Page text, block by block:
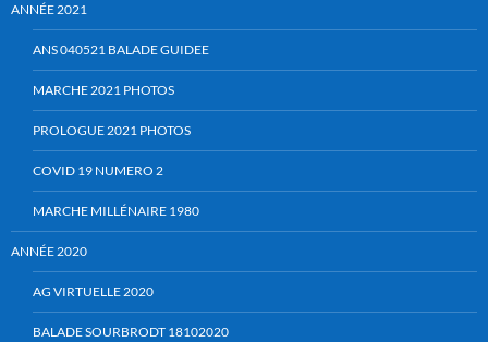
ANNÉE 2021
ANS 040521 BALADE GUIDEE
MARCHE 2021 PHOTOS
PROLOGUE 2021 PHOTOS
COVID 19 NUMERO 2
MARCHE MILLÉNAIRE 1980
ANNÉE 2020
AG VIRTUELLE 2020
BALADE SOURBRODT 18102020